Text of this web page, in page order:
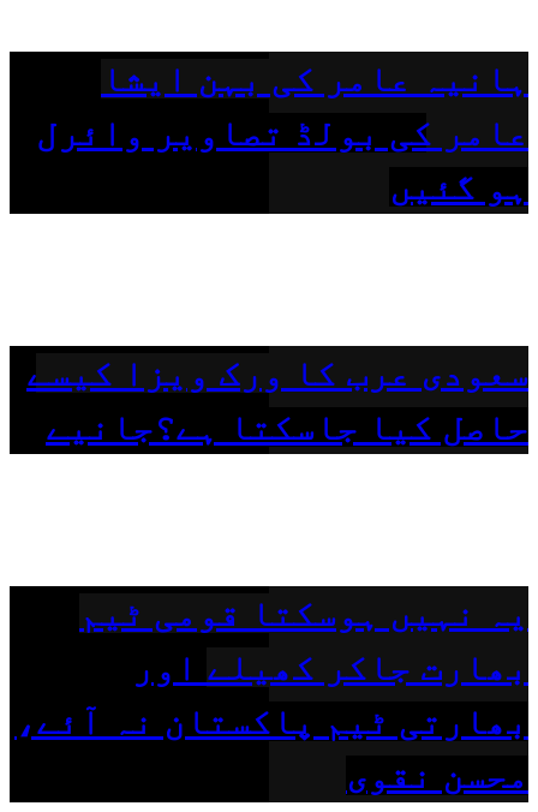
ہانیہ عامر کی بہن ایشا
عامر کی بولڈ تصاویر وائرل
ہو گئیں
سعودی عرب کا ورک ویزا کیسے
حاصل کیا جاسکتا ہے؟جانیے
یہ نہیں ہوسکتا قومی ٹیم
بھارت جاکر کھیلے اور
بھارتی ٹیم پاکستان نہ آئے،
محسن نقوی